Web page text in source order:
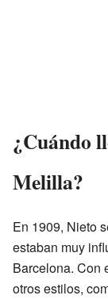
¿Cuándo
Melilla?
En 1909, Nieto
estaban muy
Barcelona. Con
otros estilos,